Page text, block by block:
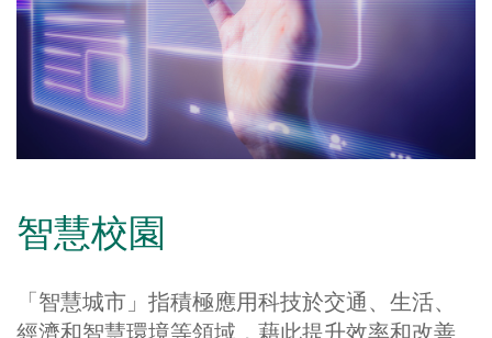
智慧校園
「智慧城市」指積極應用科技於交通、生活、
經濟和智慧環境等領域，藉此提升效率和改善